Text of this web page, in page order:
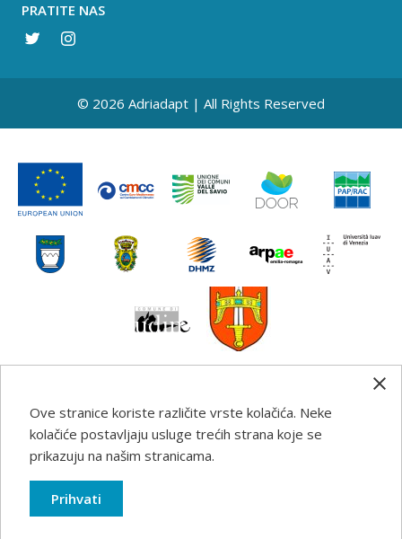
PRATITE NAS
© 2026 Adriadapt | All Rights Reserved
Any information, good practice guidance and
recommendations published on this web site reflects the
author’s views; the Programme authorities are not liable
for any use that may be made of the information
Ove stranice koriste različite vrste kolačića. Neke
kolačiće postavljaju usluge trećih strana koje se
prikazuju na našim stranicama.
Prihvati